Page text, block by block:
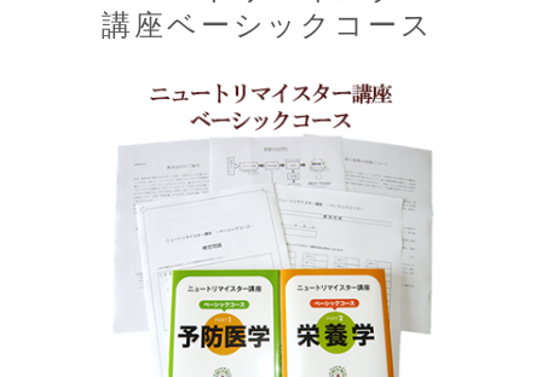
講座ベーシックコース